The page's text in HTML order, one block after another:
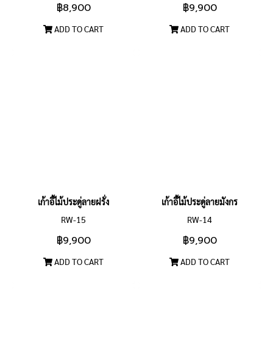
฿8,900
ADD TO CART
฿9,900
ADD TO CART
เก้าอี้ไม้ประดู่ลายฝรั่ง
RW-15
฿9,900
ADD TO CART
เก้าอี้ไม้ประดู่ลายมังกร
RW-14
฿9,900
ADD TO CART